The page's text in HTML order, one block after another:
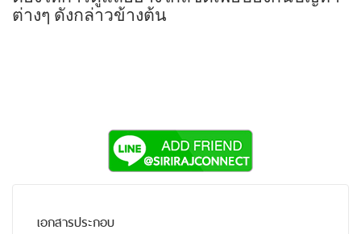
ต่างๆ ดังกล่าวข้างต้น
เอกสารประกอบ